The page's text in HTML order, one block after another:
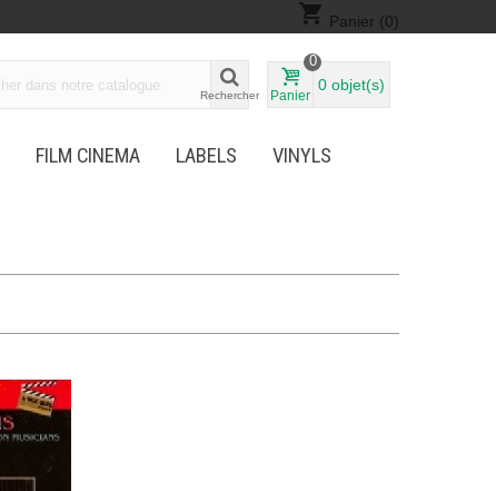
shopping_cart Panier (0)
Rechercher Panier
0
0 objet(s)
FILM CINEMA LABELS
VINYLS